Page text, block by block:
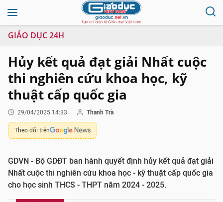
GIÁO DỤC 24H
Hủy kết quả đạt giải Nhất cuộc
thi nghiên cứu khoa học, kỹ
thuật cấp quốc gia
29/04/2025 14:33 Thanh Trà
Theo dõi trên
GDVN - Bộ GDĐT ban hành quyết định hủy kết quả đạt giải
Nhất cuộc thi nghiên cứu khoa học - kỹ thuật cấp quốc gia
cho học sinh THCS - THPT năm 2024 - 2025.